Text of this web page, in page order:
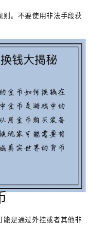
。不要使用非法手段获
是通过外挂或者其他非